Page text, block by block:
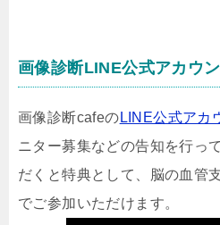
画像診断LINE公式アカウ
画像診断cafeのLINE公式アカ
ニター募集などの告知を行っ
だくと特典として、脳の血管
でご参加いただけます。